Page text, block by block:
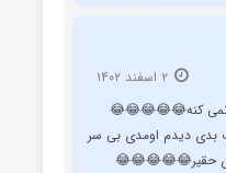
۲ اسفند ۱۴۰۲
نمی کنه😂😂😂😂😂
بدی دیدم اومدی بی سر
حقیر😂😂😂😂😂